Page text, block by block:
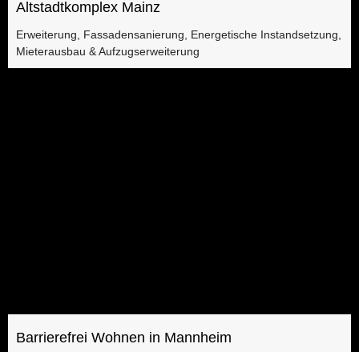
Altstadtkomplex Mainz
Erweiterung, Fassadensanierung, Energetische Instandsetzung,
Mieterausbau & Aufzugserweiterung
Barrierefrei Wohnen in Mannheim